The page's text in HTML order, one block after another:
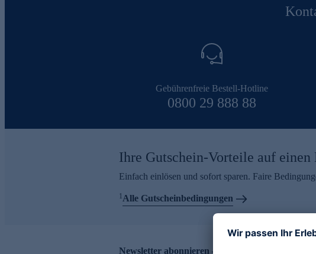
Gebührenfreie Bestell-Hotline
0800 29 888 88
Ihre Gutschein-Vorteile auf
Einfach einlösen und sofort sparen. Faire
1Alle Gutscheinbedingungen
Newsletter abonnieren – 10 € Gutschein erhalten